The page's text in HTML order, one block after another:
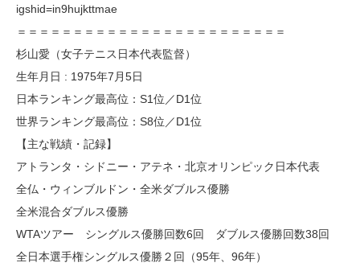
igshid=in9hujkttmae
＝＝＝＝＝＝＝＝＝＝＝＝＝＝＝＝＝＝＝＝＝＝＝＝
杉山愛（女子テニス日本代表監督）
生年月日 : 1975年7月5日
日本ランキング最高位：S1位／D1位
世界ランキング最高位：S8位／D1位
【主な戦績・記録】
アトランタ・シドニー・アテネ・北京オリンピック日本代表
全仏・ウィンブルドン・全米ダブルス優勝
全米混合ダブルス優勝
WTAツアー シングルス優勝回数6回 ダブルス優勝回数38回
全日本選手権シングルス優勝２回（95年、96年）